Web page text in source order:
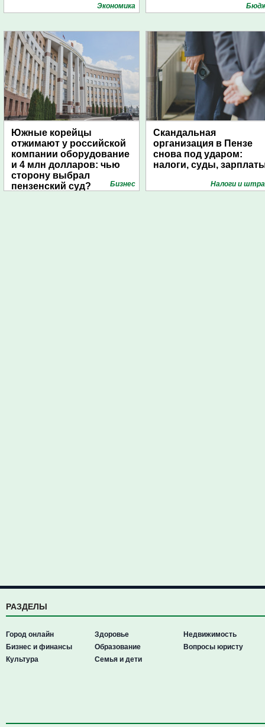
Экономика
Южные корейцы
отжимают у российской
компании оборудование
и 4 млн долларов: чью
сторону выбрал
пензенский суд?
Бизнес
Скандальная
организация в Пензе
снова под ударом:
налоги, суды,
Налоги и
РАЗДЕЛЫ
Город онлайн
Бизнес и финансы
Культура
Здоровье
Образование
Семья и дети
Недвижимость
Вопросы юристу